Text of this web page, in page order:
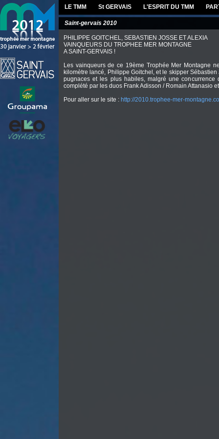
Saint-gervais 2010
PHILIPPE GOITCHEL, SEBASTIEN JOSSE ET ALEXIA
VAINQUEURS DU TROPHEE MER MONTAGNE
A SAINT-GERVAIS !
Les vainqueurs de ce 19ème Trophée Mer Montagne
kilomètre lancé, Philippe Goitchel, et le skipper
pugnaces et les plus habiles, malgré une
complété par les duos Frank Adisson / Romain Attanasio
Pour aller sur le site : http://2010.trophee-mer-
LE TMM St GERVAIS L'ESPRIT DU TMM